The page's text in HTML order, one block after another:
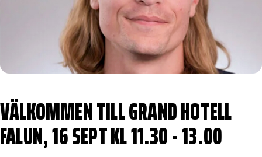
VÄLKOMMEN TILL GRAND HOTELL
FALUN, 16 SEPT KL 11.30 - 13.00